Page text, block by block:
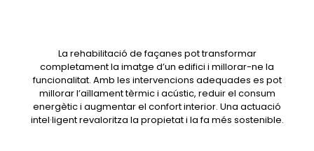
La rehabilitació de façanes pot transformar
completament la imatge d’un edifici i millorar-ne la
funcionalitat. Amb les intervencions adequades es pot
millorar l’aïllament tèrmic i acústic, reduir el consum
energètic i augmentar el confort interior. Una actuació
intel·ligent revaloritza la propietat i la fa més sostenible.